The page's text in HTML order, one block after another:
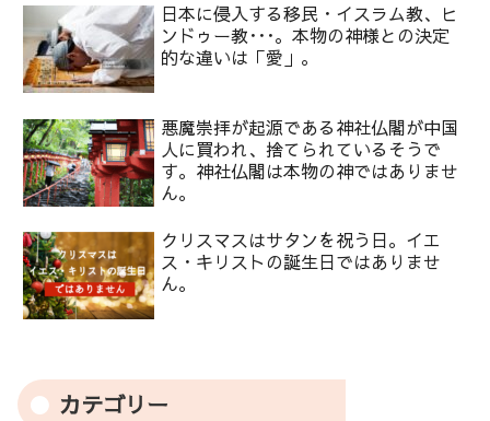
日本に侵入する移民・イスラム教、ヒ
ンドゥー教･･･。本物の神様との決定
的な違いは「愛」。
悪魔崇拝が起源である神社仏閣が中国
人に買われ、捨てられているそうで
す。神社仏閣は本物の神ではありませ
ん。
クリスマスはサタンを祝う日。イエ
ス・キリストの誕生日ではありませ
ん。
カテゴリー